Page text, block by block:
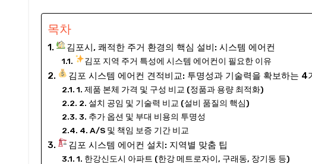
목차
김포시, 쾌적한 주거 환경의 핵심 설비: 시스템 에어컨
김포 지역 주거 특성에 시스템 에어컨이 필요한 이유
김포 시스템 에어컨 견적비교: 투명성과 기술력을 확보하는 4
1. 제품 본체 가격 및 구성 비교 (정품과 용량 최적화)
2. 설치 공임 및 기술력 비교 (설비 품질의 핵심)
3. 추가 옵션 및 부대 비용의 투명성
4. A/S 및 책임 보증 기간 비교
김포 시스템 에어컨 설치: 지역별 맞춤 팁
1. 한강신도시 아파트 (한강 메트로자이, 구래동, 장기동 등)